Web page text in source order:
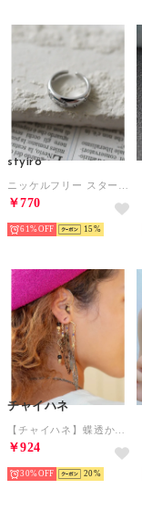
styiro
￥770
61% 15
チャイハネ
￥924
30% 20